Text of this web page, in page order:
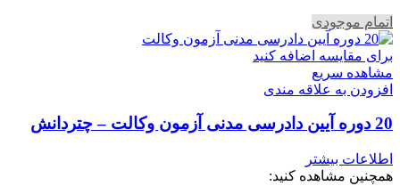
اتمام موجودی
برای مقایسه اضافه کنید
مشاهده سریع
افزودن به علاقه مندی
20 دوره آیین دادرسی مدنی آزمون وکالت – چتردانش
اطلاعات بیشتر
همچنین مشاهده کنید: